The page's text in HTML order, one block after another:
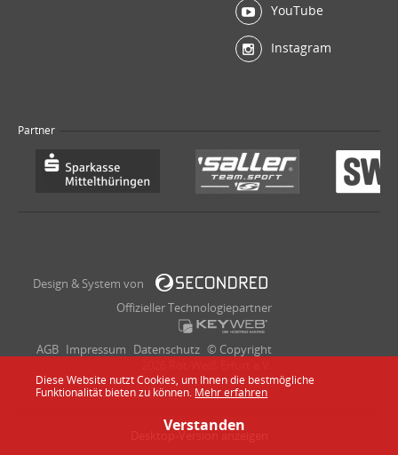
YouTube
Instagram
Partner
Design & System von
Offizieller Technologiepartner
AGB Impressum Datenschutz © Copyright
Desktop-Version anzeigen
Verstanden
Diese Website nutzt Cookies, um Ihnen die bestmögliche
Funktionalität bieten zu können. Mehr erfahren